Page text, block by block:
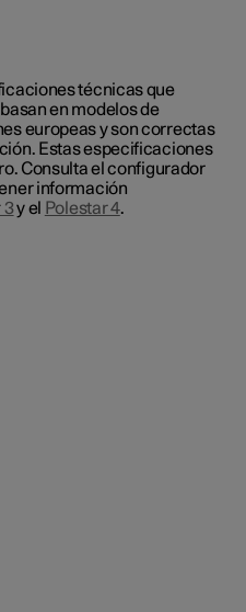
técnicas que
en modelos de
europeas y son correctas
Estas especificaciones
Consulta el configurador
información
3y el Polestar 4.